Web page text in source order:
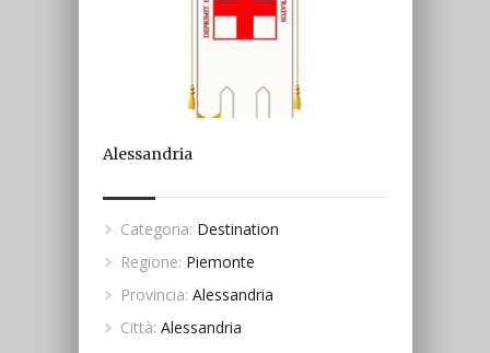
Alessandria
Categoria: Destination
Regione: Piemonte
Provincia: Alessandria
Città: Alessandria